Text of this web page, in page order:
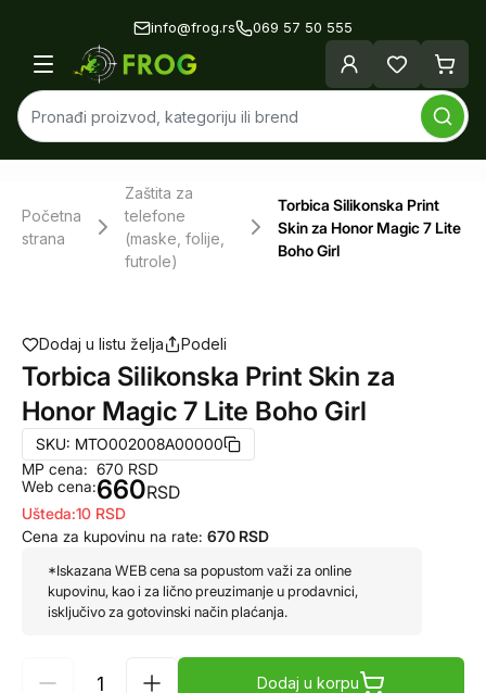
info@frog.rs 069 57 50 555
Početna
strana
Zaštita za
telefone
(maske, folije,
futrole)
Torbica Silikonska Print
Skin za Honor Magic 7 Lite
Boho Girl
Dodaj u listu želja Podeli
Torbica Silikonska Print Skin za
Honor Magic 7 Lite Boho Girl
SKU: MTO002008A00000
MP cena:
Web cena:
670 RSD
660RSD
Ušteda:10 RSD
Cena za kupovinu na rate: 670 RSD
*Iskazana WEB cena sa popustom važi za online
kupovinu, kao i za lično preuzimanje u prodavnici,
isključivo za gotovinski način plaćanja.
Dodaj u korpu